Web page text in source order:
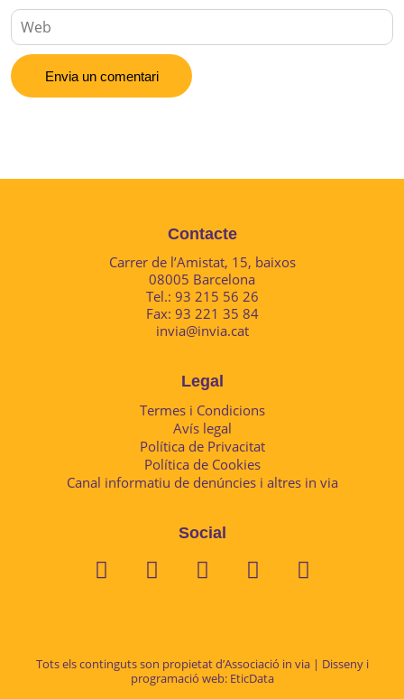
Contacte
Carrer de l’Amistat, 15, baixos
08005 Barcelona
Tel.: 93 215 56 26
Fax: 93 221 35 84
invia@invia.cat
Legal
Termes i Condicions
Avís legal
Política de Privacitat
Política de Cookies
Canal informatiu de denúncies i altres in via
Social
Tots els continguts son propietat d’Associació in via | Disseny i
programació web: EticData